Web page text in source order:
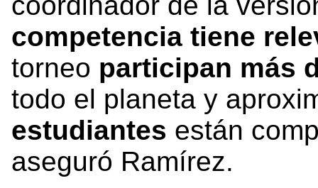
competencia tiene
torneo participan más
todo el planeta y
estudiantes están
aseguró Ramírez.